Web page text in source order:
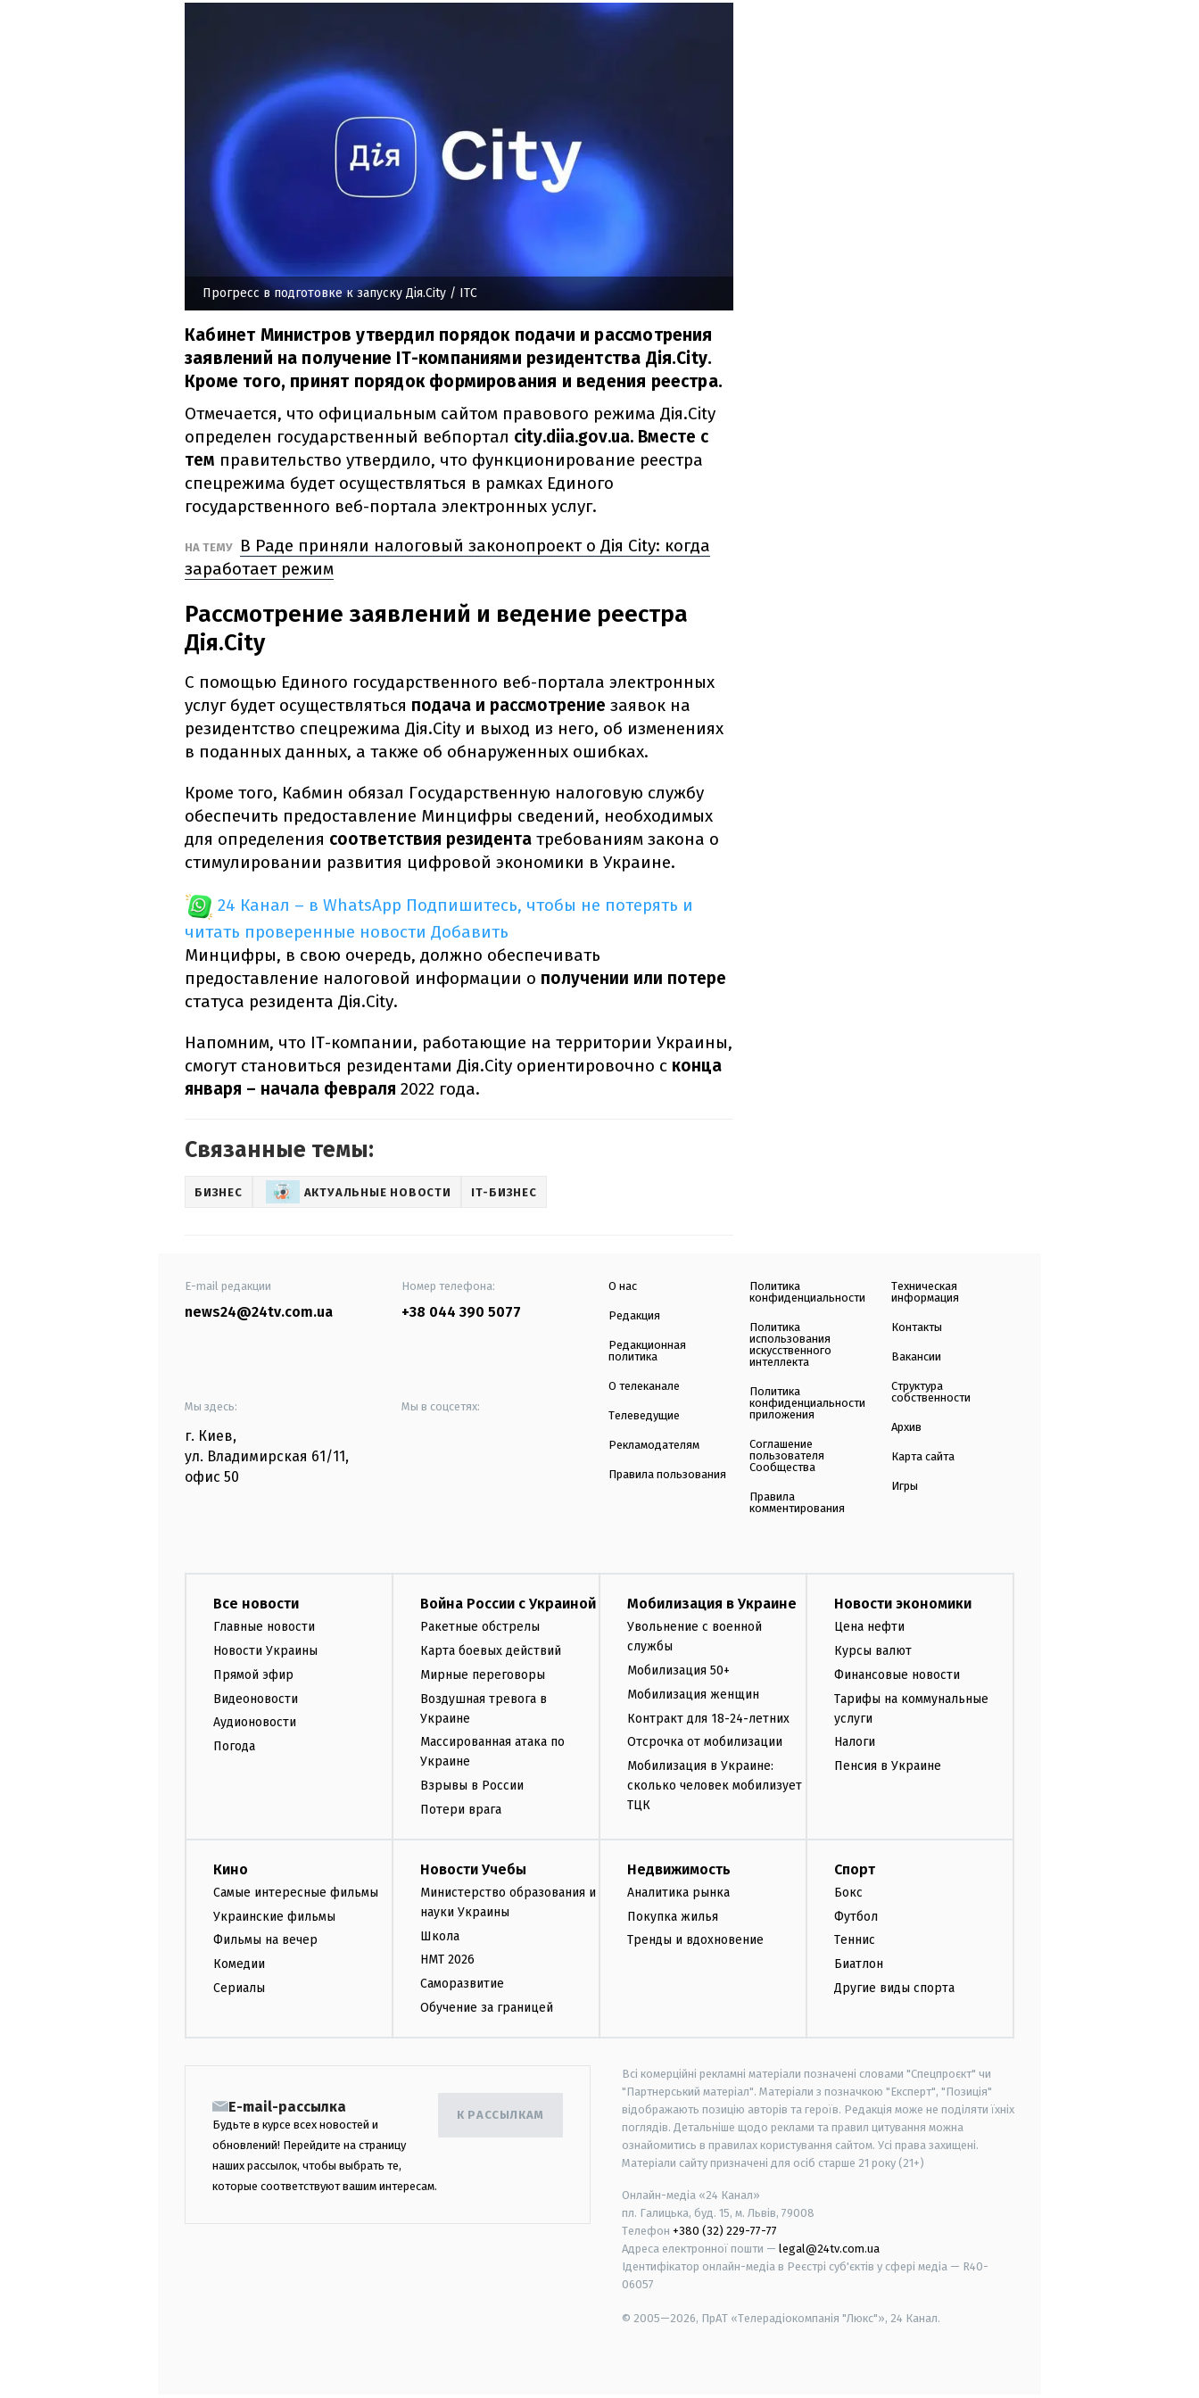
Прогресс в подготовке к запуску Дія.City / ITC
Кабинет Министров утвердил порядок подачи и рассмотрения
заявлений на получение IT-компаниями резидентства Дія.City.
Кроме того, принят порядок формирования и ведения реестра.
Отмечается, что официальным сайтом правового режима Дія.City
определен государственный вебпортал city.diia.gov.ua. Вместе с
тем правительство утвердило, что функционирование реестра
спецрежима будет осуществляться в рамках Единого
государственного веб-портала электронных услуг.
НА ТЕМУ
В Раде приняли налоговый законопроект о Дія City: когда
заработает режим
Рассмотрение заявлений и ведение реестра
Дія.City
С помощью Единого государственного веб-портала электронных
услуг будет осуществляться подача и рассмотрение заявок на
резидентство спецрежима Дія.City и выход из него, об изменениях
в поданных данных, а также об обнаруженных ошибках.
Кроме того, Кабмин обязал Государственную налоговую службу
обеспечить предоставление Минцифры сведений, необходимых
для определения соответствия резидента требованиям закона о
стимулировании развития цифровой экономики в Украине.
24 Канал – в WhatsApp Подпишитесь, чтобы не потерять и
читать проверенные новости Добавить
Минцифры, в свою очередь, должно обеспечивать
предоставление налоговой информации о получении или потере
статуса резидента Дія.City.
Напомним, что IT-компании, работающие на территории Украины,
смогут становиться резидентами Дія.City ориентировочно с конца
января – начала февраля 2022 года.
Связанные темы:
БИЗНЕС АКТУАЛЬНЫЕ НОВОСТИ IT-БИЗНЕС
E-mail редакции
news24@24tv.com.ua
Номер телефона:
+38 044 390 5077
Мы здесь:
г. Киев,
ул. Владимирская 61/11,
офис 50
Мы в соцсетях:
О нас
Редакция
Редакционная
политика
О телеканале
Телеведущие
Рекламодателям
Правила пользования
Политика
конфиденциальности
Политика
использования
искусственного
интеллекта
Политика
конфиденциальности
приложения
Соглашение
пользователя
Сообщества
Правила
комментирования
Техническая
информация
Контакты
Вакансии
Структура
собственности
Архив
Карта сайта
Игры
Все новости
Главные новости
Новости Украины
Прямой эфир
Видеоновости
Аудионовости
Погода
Война России с Украиной
Ракетные обстрелы
Карта боевых действий
Мирные переговоры
Воздушная тревога в
Украине
Массированная атака по
Украине
Взрывы в России
Потери врага
Мобилизация в Украине
Увольнение с военной
службы
Мобилизация 50+
Мобилизация женщин
Контракт для 18-24-летних
Отсрочка от мобилизации
Мобилизация в Украине:
сколько человек мобилизует
ТЦК
Новости экономики
Цена нефти
Курсы валют
Финансовые новости
Тарифы на коммунальные
услуги
Налоги
Пенсия в Украине
Кино
Самые интересные фильмы
Украинские фильмы
Фильмы на вечер
Комедии
Сериалы
Новости Учебы
Министерство образования и
науки Украины
Школа
НМТ 2026
Саморазвитие
Обучение за границей
Недвижимость
Аналитика рынка
Покупка жилья
Тренды и вдохновение
Спорт
Бокс
Футбол
Теннис
Биатлон
Другие виды спорта
E-mail-рассылка
Будьте в курсе всех новостей и
обновлений! Перейдите на страницу
наших рассылок, чтобы выбрать те,
которые соответствуют вашим интересам.
К РАССЫЛКАМ
Всі комерційні рекламні матеріали позначені словами "Спецпроєкт" чи
"Партнерський матеріал". Матеріали з позначкою "Експерт", "Позиція"
відображають позицію авторів та героїв. Редакція може не поділяти їхніх
поглядів. Детальніше щодо реклами та правил цитування можна
ознайомитись в правилах користування сайтом. Усі права захищені.
Матеріали сайту призначені для осіб старше 21 року (21+)
Онлайн-медіа «24 Канал»
пл. Галицька, буд. 15, м. Львів, 79008
Телефон +380 (32) 229-77-77
Адреса електронної пошти — legal@24tv.com.ua
Ідентифікатор онлайн-медіа в Реєстрі суб'єктів у сфері медіа — R40-
06057
© 2005—2026, ПрАТ «Телерадіокомпанія "Люкс"», 24 Канал.